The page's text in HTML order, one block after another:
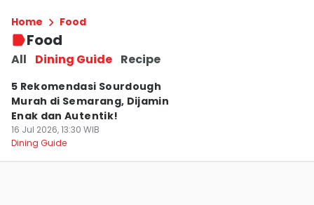
Home Food
Food
All Dining Guide Recipe
yang Cozy dan Menunya Yummy
Dining Guide
5 Rekomendasi Sourdough
Murah di Semarang, Dijamin
Enak dan Autentik!
16 Jul 2026, 13:30 WIB
Dining Guide